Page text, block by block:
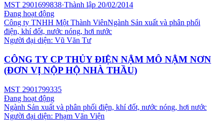
MST 2901699838·Thành lập 20/02/2014
Đang hoạt động
Công ty TNHH Một Thành ViênNgành Sản xuất và phân phối
điện, khí đốt, nước nóng, hơi nước
Người đại diện: Vũ Văn Tư
CÔNG TY CP THỦY ĐIỆN NẬM MÔ NẬM NƠN
(ĐƠN VỊ NỘP HỘ NHÀ THẦU)
MST 2901799335
Đang hoạt động
Ngành Sản xuất và phân phối điện, khí đốt, nước nóng, hơi nước
Người đại diện: Phạm Văn Viện